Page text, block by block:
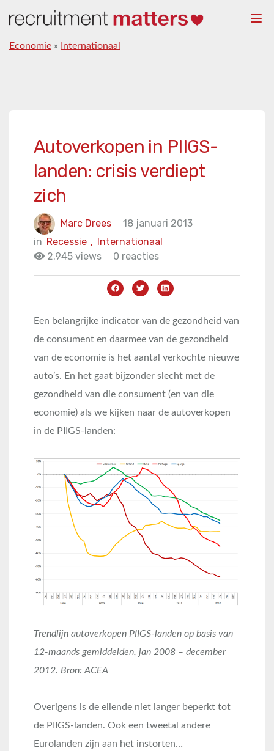
Economie » Internationaal
Autoverkopen in PIIGS-
landen: crisis verdiept
zich
Marc Drees
18 januari 2013
in
Internationaal
Recessie ,
2.945 views
0 reacties
Een belangrijke indicator van de gezondheid van
de consument en daarmee van de gezondheid
van de economie is het aantal verkochte nieuwe
auto’s. En het gaat bijzonder slecht met de
gezondheid van die consument (en van die
economie) als we kijken naar de autoverkopen
in de PIIGS-landen:
Trendlijn autoverkopen PIIGS-landen op basis van
12-maands gemiddelden, jan 2008 – december
2012. Bron: ACEA
Overigens is de ellende niet langer beperkt tot
de PIIGS-landen. Ook een tweetal andere
Eurolanden zijn aan het instorten…